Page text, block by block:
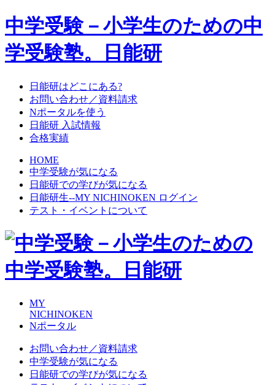
中学受験－小学生のための中
学受験塾。日能研
日能研はどこにある?
お問い合わせ／資料請求
Nポータルを使う
日能研 入試情報
合格実績
HOME
中学受験が気になる
日能研での学びが気になる
日能研生--MY NICHINOKEN ログイン
テスト・イベントについて
MY
NICHINOKEN
Nポータル
お問い合わせ／資料請求
中学受験が気になる
日能研での学びが気になる